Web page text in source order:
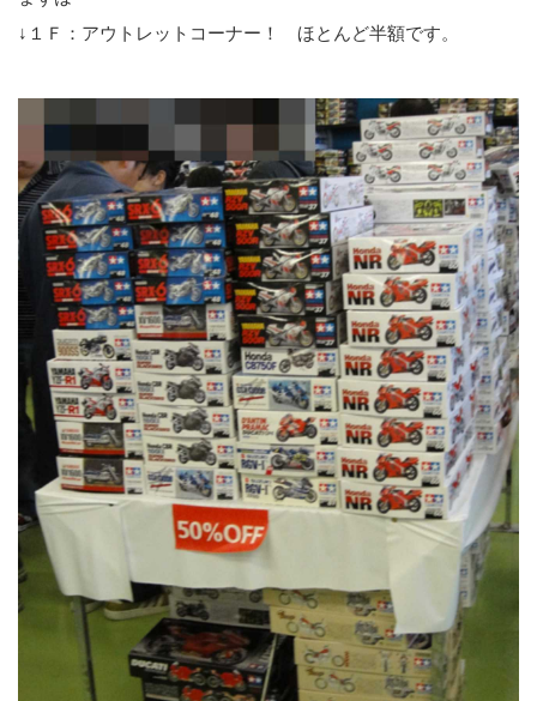
↓１Ｆ：アウトレットコーナー！ ほとんど半額です。